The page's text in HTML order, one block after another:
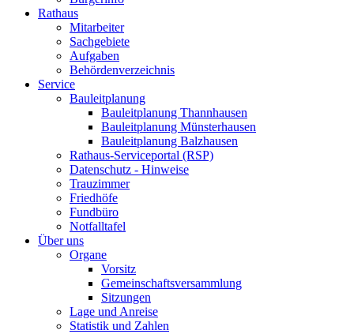
Rathaus
Mitarbeiter
Sachgebiete
Aufgaben
Behördenverzeichnis
Service
Bauleitplanung
Bauleitplanung Thannhausen
Bauleitplanung Münsterhausen
Bauleitplanung Balzhausen
Rathaus-Serviceportal (RSP)
Datenschutz - Hinweise
Trauzimmer
Friedhöfe
Fundbüro
Notfalltafel
Über uns
Organe
Vorsitz
Gemeinschaftsversammlung
Sitzungen
Lage und Anreise
Statistik und Zahlen